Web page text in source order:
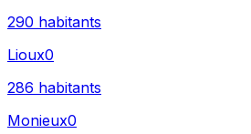
290 habitants
Lioux0
286 habitants
Monieux0